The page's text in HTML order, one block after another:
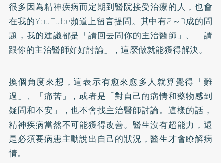
很多因為精神疾病而定期到醫院接受治療的人，也會
在我的YouTube頻道上留言提問。其中有2～3成的問
題，我的建議都是「請回去問你的主治醫師」、「請
跟你的主治醫師好好討論」，這麼做就能獲得解決。
換個角度來想，這表示有愈來愈多人就算覺得「難
過」、「痛苦」，或者是「對自己的病情和藥物感到
疑問和不安」，也不會找主治醫師討論。這樣的話，
精神疾病當然不可能獲得改善。醫生沒有超能力，還
是必須要病患主動說出自己的狀況，醫生才會瞭解病
情。